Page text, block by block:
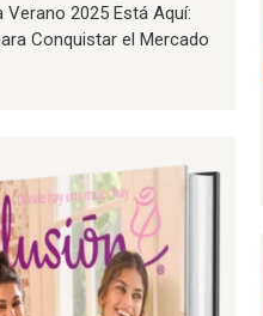
2025 Está Aquí:
Conquistar el Mercado